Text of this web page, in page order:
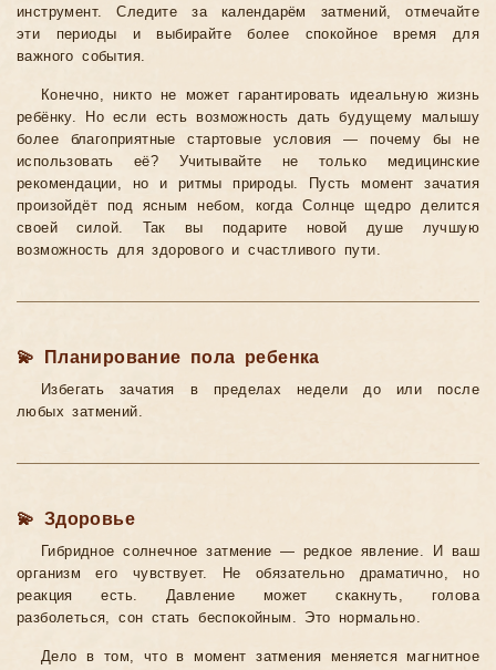
инструмент. Следите за календарём затмений, отмечайте
эти периоды и выбирайте более спокойное время для
важного события.
Конечно, никто не может гарантировать идеальную жизнь
ребёнку. Но если есть возможность дать будущему малышу
более благоприятные стартовые условия — почему бы не
использовать её? Учитывайте не только медицинские
рекомендации, но и ритмы природы. Пусть момент зачатия
произойдёт под ясным небом, когда Солнце щедро делится
своей силой. Так вы подарите новой душе лучшую
возможность для здорового и счастливого пути.
💫 Планирование пола ребенка
Избегать зачатия в пределах недели до или после
любых затмений.
💫 Здоровье
Гибридное солнечное затмение — редкое явление. И ваш
организм его чувствует. Не обязательно драматично, но
реакция есть. Давление может скакнуть, голова
разболеться, сон стать беспокойным. Это нормально.
Дело в том, что в момент затмения меняется магнитное